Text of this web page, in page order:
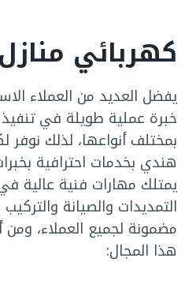
كهربائي
يفضل العديد من العملاء
خبرة عملية طويلة في تنفيذ
بمختلف أنواعها، لذلك نوفر
هندي بخدمات احترافية
يمتلك مهارات فنية عالية
التمديدات والصيانة
مضمونة لجميع العملاء،
هذا المجال: